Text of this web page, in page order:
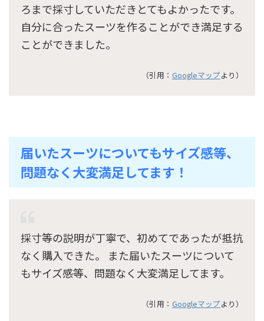
ろまで採寸していただきとてもよかったです。
自分に合ったスーツを作ることができ満足する
ことができました。
（引用： Googleマップより）
届いたスーツについてもサイズ感等、
問題なく大変満足してます！
採寸等の説明が丁寧で、初めてであったが抵抗
なく購入できた。 また届いたスーツについて
もサイズ感等、問題なく大変満足してます。
（引用： Googleマップより）